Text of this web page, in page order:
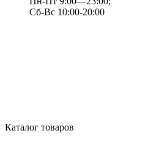
Сб-Вс 10:00-20:00
Каталог товаров